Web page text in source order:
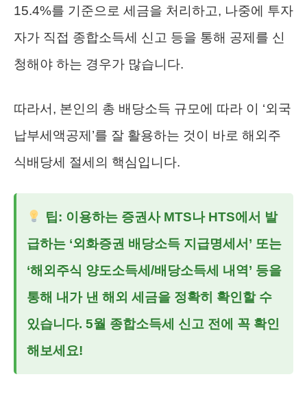
15.4%를 기준으로 세금을 처리하고, 나중에 투자
자가 직접 종합소득세 신고 등을 통해 공제를 신
청해야 하는 경우가 많습니다.
따라서, 본인의 총 배당소득 규모에 따라 이 ‘외국
납부세액공제’를 잘 활용하는 것이 바로 해외주
식배당세 절세의 핵심입니다.
팁: 이용하는 증권사 MTS나 HTS에서 발
급하는 ‘외화증권 배당소득 지급명세서’ 또는
‘해외주식 양도소득세/배당소득세 내역’ 등을
통해 내가 낸 해외 세금을 정확히 확인할 수
있습니다. 5월 종합소득세 신고 전에 꼭 확인
해보세요!